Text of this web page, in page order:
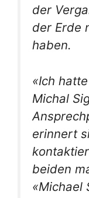
der
der Erde
haben.
«Ich
Michal
erinnert
beiden
«Michael